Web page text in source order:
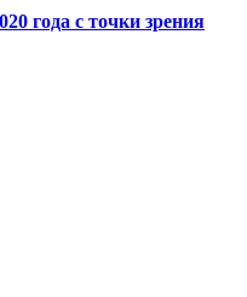
года с точки зрения